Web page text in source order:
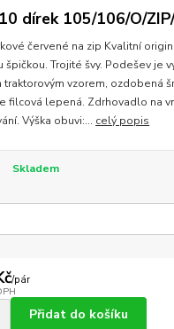
dírek 105/106/O/
červené na zip Kvalitní
Trojité švy. Podešev je
traktorovým vzorem, ozdobená
filcová lepená. Zdrhovadlo na
Výška obuvi:... celý popis
Skladem
/pár
Přidat do košíku